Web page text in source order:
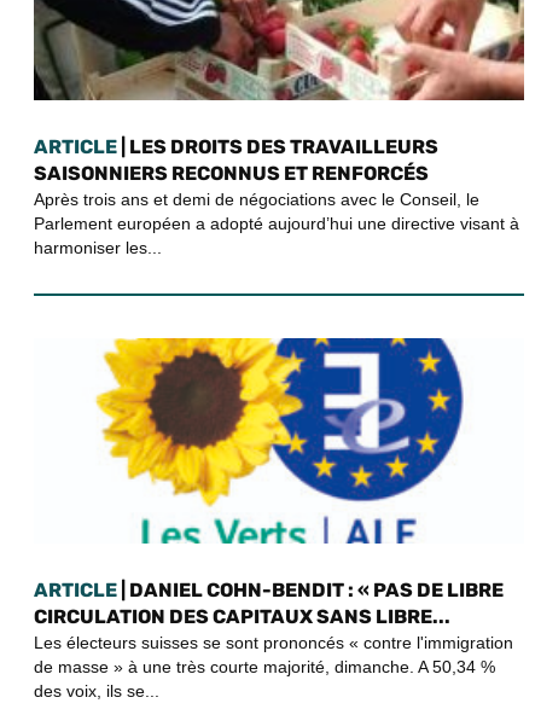
ARTICLE | LES DROITS DES TRAVAILLEURS
SAISONNIERS RECONNUS ET RENFORCÉS
Après trois ans et demi de négociations avec le Conseil, le
Parlement européen a adopté aujourd’hui une directive visant à
harmoniser les...
ARTICLE | DANIEL COHN-BENDIT : « PAS DE LIBRE
CIRCULATION DES CAPITAUX SANS LIBRE...
Les électeurs suisses se sont prononcés « contre l'immigration
de masse » à une très courte majorité, dimanche. A 50,34 %
des voix, ils se...